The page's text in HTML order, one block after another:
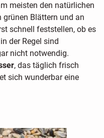
meisten den natürlichen
grünen Blättern und an
schnell feststellen, ob es
der Regel sind
nicht notwendig.
, das täglich frisch
sich wunderbar eine